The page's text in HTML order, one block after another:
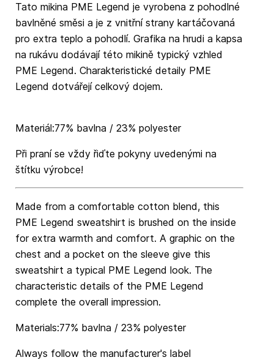
Tato mikina PME Legend je vyrobena z pohodlné
bavlněné směsi a je z vnitřní strany kartáčovaná
pro extra teplo a pohodlí. Grafika na hrudi a kapsa
na rukávu dodávají této mikině typický vzhled
PME Legend. Charakteristické detaily PME
Legend dotvářejí celkový dojem.
Materiál:77% bavlna / 23% polyester
Při praní se vždy řiďte pokyny uvedenými na
štítku výrobce!
Made from a comfortable cotton blend, this
PME Legend sweatshirt is brushed on the inside
for extra warmth and comfort. A graphic on the
chest and a pocket on the sleeve give this
sweatshirt a typical PME Legend look. The
characteristic details of the PME Legend
complete the overall impression.
Materials:77% bavlna / 23% polyester
Always follow the manufacturer's label